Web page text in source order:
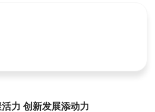
活力 创新发展添动力